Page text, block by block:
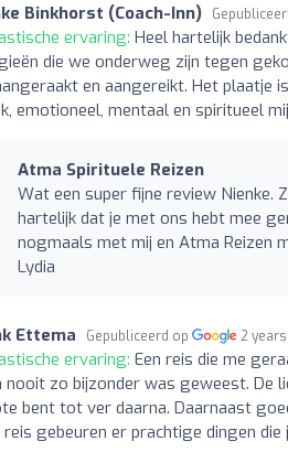
Binkhorst (Coach-Inn)
ervaring: Heel hartelijk
die we onderweg zijn tegen
en aangereikt. Het plaatje
emotioneel, mentaal en spiritueel
Atma Spirituele Reizen
Wat een super fijne review Nienke.
hartelijk dat je met ons hebt mee
nogmaals met mij en Atma Reizen
Lydia
Ettema Gepubliceerd op 2
ervaring: Een reis die me
nooit zo bijzonder was geweest. De
bent tot ver daarna. Daarnaast
reis gebeuren er prachtige dingen